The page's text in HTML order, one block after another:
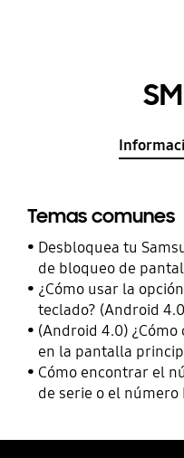
Temas comunes
Desbloquea tu
de bloqueo de
¿Cómo usar la
teclado? (Android
(Android 4.0)
en la pantalla
Cómo encontrar el
de serie o el